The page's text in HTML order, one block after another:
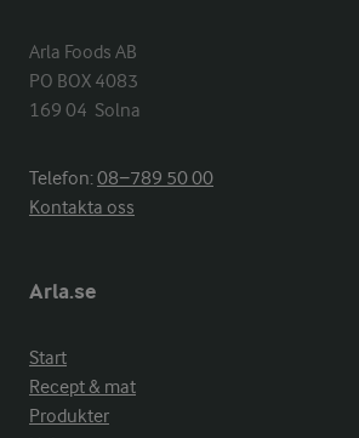
Arla Foods AB
PO BOX 4083
169 04  Solna
Telefon:08−789 50 00
Kontakta oss
Arla.se
Start
Recept & mat
Produkter